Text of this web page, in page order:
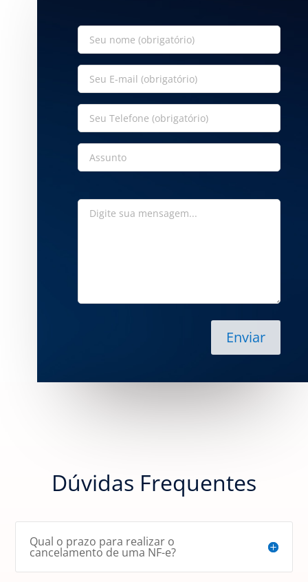
Dúvidas Frequentes
Qual o prazo para realizar o
cancelamento de uma NF-e?